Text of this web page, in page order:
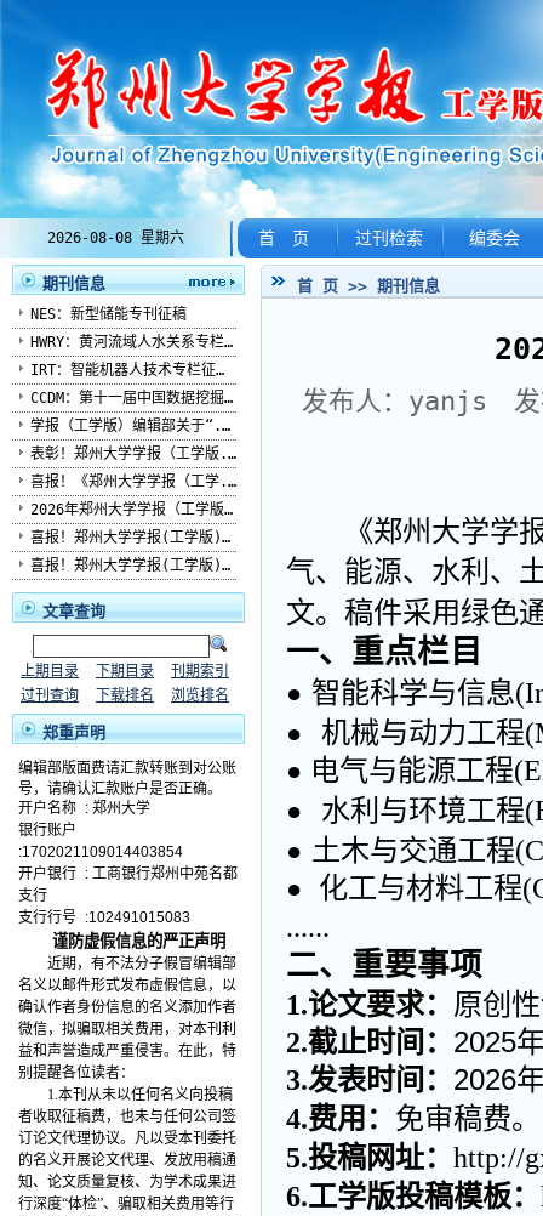
2026-08-08 星期六 首 页 过刊检索 编委会
首 页 >> 期刊信息
发布人：yanjs
《郑州大学学
气、 能源、 水利、
文。稿件采用绿色
一、 重点栏目
● 智能科学与信息(
● 机械与动力工程(
● 电气与能源工程(
● 水利 与环境工程(
● 土木与交通工程(
● 化工与材料工程(
......
二、 重要事项
1.论文要求： 原创
2.截止时间： 2025
3.发表时间 ： 2026
4.费用 ： 免审稿费。
5.投稿网址： http://
6.工学版投稿模板：
期刊信息
NES：新型储能专刊征稿
HWRY：黄河流域人水关系专栏...
IRT：智能机器人技术专栏征稿...
CCDM：第十一届中国数据挖掘...
学报（工学版）编辑部关于“...
表彰！郑州大学学报（工学版...
喜报！《郑州大学学报（工学...
2026年郑州大学学报（工学版...
喜报！郑州大学学报(工学版)...
喜报！郑州大学学报(工学版)...
文章查询
上期目录 下期目录
刊期索引
过刊查询
下载排名 浏览排名
郑重声明
编辑部版面费请汇款转账到对公账
号，请确认汇款账户是否正确。
开户名称 : 郑州大学
银行账户
:1702021109014403854
开户银行 : 工商银行郑州中苑名都
支行
支行行号 :102491015083
谨防虚假信息的严正声明
近期，有不法分子假冒编辑部
名义以邮件形式发布虚假信息，以
确认作者身份信息的名义添加作者
微信，拟骗取相关费用，对本刊利
益和声誉造成严重侵害。在此，特
别提醒各位读者：
1.本刊从未以任何名义向投稿
者收取征稿费，也未与任何公司签
订论文代理协议。凡以受本刊委托
的名义开展论文代理、发放用稿通
知、论文质量复核、为学术成果进
行深度“体检”、骗取相关费用等行